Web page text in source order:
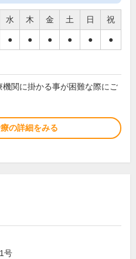
水 木 金 土 日 祝
● ● ● ● ● ●
関に掛かる事が困難な際にご
の詳細をみる
号